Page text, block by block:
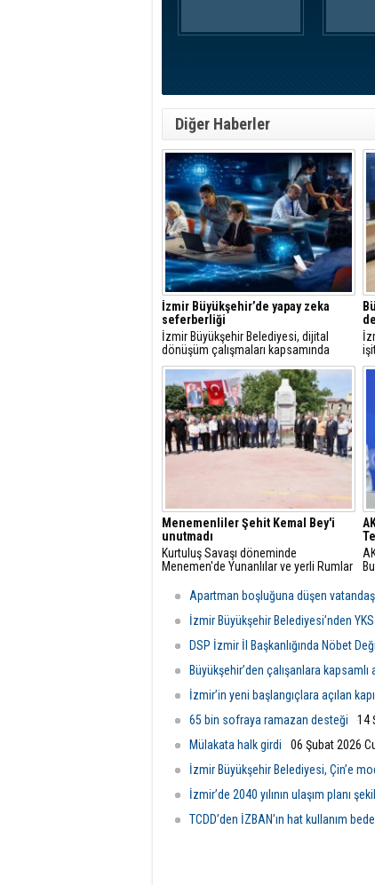
Diğer Haberler
İzmir Büyükşehir’de yapay zeka
seferberliği
İzmir Büyükşehir Belediyesi, dijital
dönüşüm çalışmaları kapsamında
çalışanlarını yapay zekaya hazırlıyor.
Kurum genelinde başlatılan eğitimlerle
bugüne kadar 428 yönetici ve personel
yapay zekanın iş süreçlerinde etkin
kullanımına yönelik eğitim aldı.
Menemenliler Şehit Kemal Bey'i
unutmadı
Kurtuluş Savaşı döneminde
Menemen'de Yunanlılar ve yerli Rumlar
Bey, şehadetinin 107. yıl dönümünde
Apartman boşluğuna düşen
İzmir Büyükşehir Belediyesi’nden
DSP İzmir İl Başkanlığında Nöbet
Büyükşehir’den çalışanlara kapsamlı
İzmir’in yeni başlangıçlara açılan
65 bin sofraya ramazan desteği
14
Mülakata halk girdi
06 Şubat 2026
İzmir Büyükşehir Belediyesi, Çin’e
İzmir’de 2040 yılının ulaşım planı
TCDD’den İZBAN’ın hat kullanım